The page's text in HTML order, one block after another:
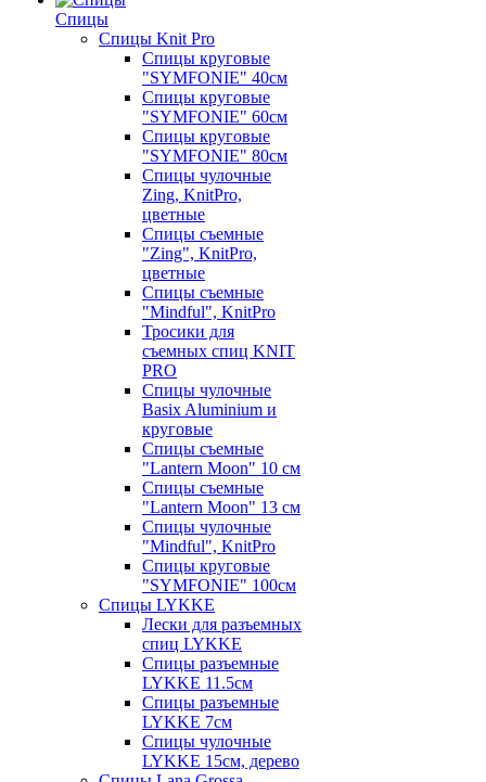
Спицы
Спицы Knit Pro
Спицы круговые
"SYMFONIE" 40см
Спицы круговые
"SYMFONIE" 60см
Спицы круговые
"SYMFONIE" 80см
Спицы чулочные
Zing, KnitPro,
цветные
Спицы съемные
"Zing", KnitPro,
цветные
Спицы съемные
"Mindful", KnitPro
Тросики для
съемных спиц KNIT
PRO
Спицы чулочные
Basix Aluminium и
круговые
Спицы съемные
"Lantern Moon" 10 см
Спицы съемные
"Lantern Moon" 13 см
Спицы чулочные
"Mindful", KnitPro
Спицы круговые
"SYMFONIE" 100см
Спицы LYKKE
Лески для разъемных
спиц LYKKE
Спицы разъемные
LYKKE 11.5см
Спицы разъемные
LYKKE 7см
Спицы чулочные
LYKKE 15см, дерево